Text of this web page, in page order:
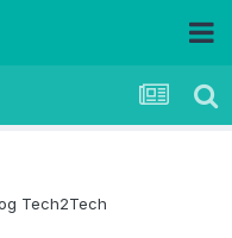
Tech2Tech